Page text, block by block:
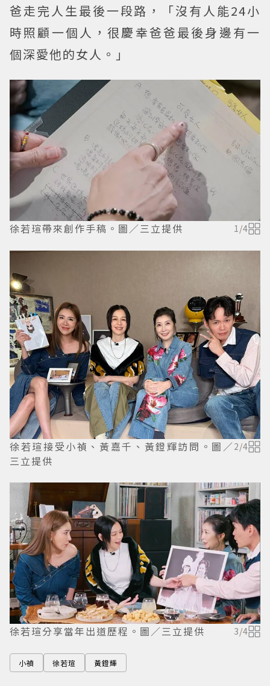
爸走完人生最後一段路，「沒有人能24小
時照顧一個人，很慶幸爸爸最後身邊有一
個深愛他的女人。」
徐若瑄帶來創作手稿。圖／三立提供 1/4
徐若瑄接受小禎、黃嘉千、黃鐙輝訪問。圖／
三立提供
2/4
徐若瑄分享當年出道歷程。圖／三立提供 3/4
小禎 徐若瑄 黃鐙輝